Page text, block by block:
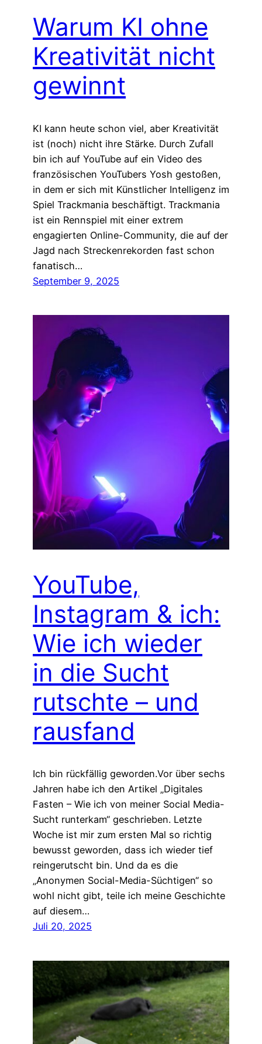
Warum KI ohne
Kreativität nicht
gewinnt
KI kann heute schon viel, aber Kreativität
ist (noch) nicht ihre Stärke. Durch Zufall
bin ich auf YouTube auf ein Video des
französischen YouTubers Yosh gestoßen,
in dem er sich mit Künstlicher Intelligenz im
Spiel Trackmania beschäftigt. Trackmania
ist ein Rennspiel mit einer extrem
engagierten Online-Community, die auf der
Jagd nach Streckenrekorden fast schon
fanatisch…
September 9, 2025
YouTube,
Instagram & ich:
Wie ich wieder
in die Sucht
rutschte – und
rausfand
Ich bin rückfällig geworden.Vor über sechs
Jahren habe ich den Artikel „Digitales
Fasten – Wie ich von meiner Social Media-
Sucht runterkam“ geschrieben. Letzte
Woche ist mir zum ersten Mal so richtig
bewusst geworden, dass ich wieder tief
reingerutscht bin. Und da es die
„Anonymen Social-Media-Süchtigen“ so
wohl nicht gibt, teile ich meine Geschichte
auf diesem…
Juli 20, 2025